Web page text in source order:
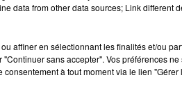
du concours sur le thème « les
data from other data sources; Link different
affiner en sélectionnant les finalités et/ou
sans accepter". Vos préférences
à tout moment via le lien